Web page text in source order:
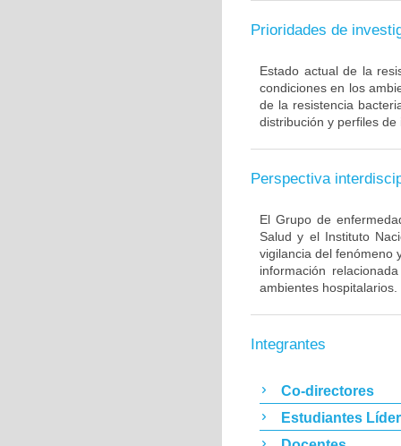
Prioridades de
Estado actual de la
condiciones en los
de la resistencia
distribución y perfiles de
Perspectiva
El Grupo de
Salud y el Instituto
vigilancia del fenómeno
información
ambientes hospitalarios.
Integrantes
Co-directores
Estudiantes